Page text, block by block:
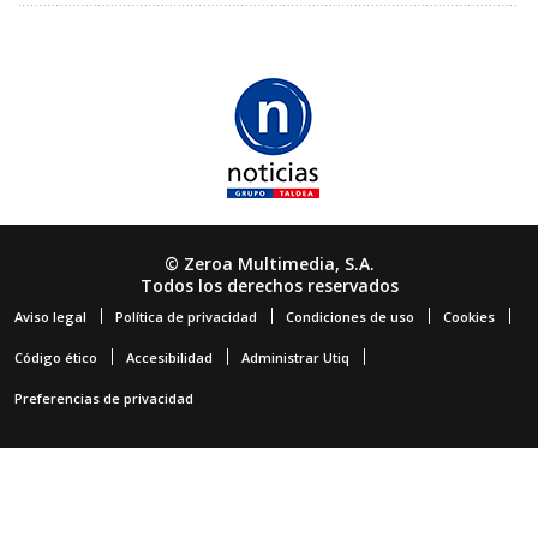
© Zeroa Multimedia, S.A.
Todos los derechos reservados
Aviso legal Política de privacidad Condiciones de uso Cookies
Código ético Accesibilidad Administrar Utiq
Preferencias de privacidad